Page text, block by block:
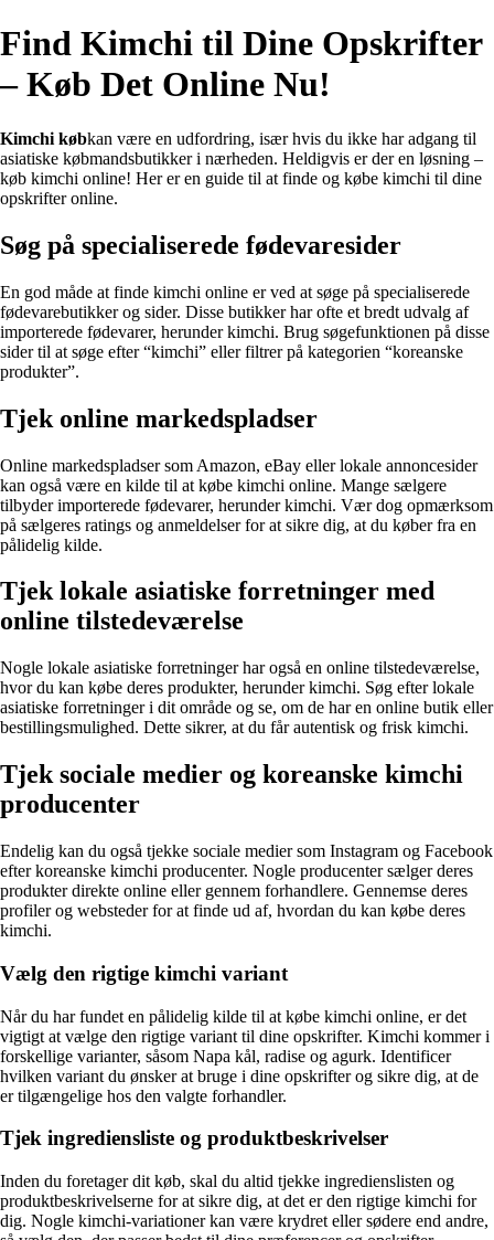
Find Kimchi til Dine Opskrifter
– Køb Det Online Nu!
Kimchi købkan være en udfordring, især hvis du ikke har adgang til
asiatiske købmandsbutikker i nærheden. Heldigvis er der en løsning –
køb kimchi online! Her er en guide til at finde og købe kimchi til dine
opskrifter online.
Søg på specialiserede fødevaresider
En god måde at finde kimchi online er ved at søge på specialiserede
fødevarebutikker og sider. Disse butikker har ofte et bredt udvalg af
importerede fødevarer, herunder kimchi. Brug søgefunktionen på disse
sider til at søge efter “kimchi” eller filtrer på kategorien “koreanske
produkter”.
Tjek online markedspladser
Online markedspladser som Amazon, eBay eller lokale annoncesider
kan også være en kilde til at købe kimchi online. Mange sælgere
tilbyder importerede fødevarer, herunder kimchi. Vær dog opmærksom
på sælgeres ratings og anmeldelser for at sikre dig, at du køber fra en
pålidelig kilde.
Tjek lokale asiatiske forretninger med
online tilstedeværelse
Nogle lokale asiatiske forretninger har også en online tilstedeværelse,
hvor du kan købe deres produkter, herunder kimchi. Søg efter lokale
asiatiske forretninger i dit område og se, om de har en online butik eller
bestillingsmulighed. Dette sikrer, at du får autentisk og frisk kimchi.
Tjek sociale medier og koreanske kimchi
producenter
Endelig kan du også tjekke sociale medier som Instagram og Facebook
efter koreanske kimchi producenter. Nogle producenter sælger deres
produkter direkte online eller gennem forhandlere. Gennemse deres
profiler og websteder for at finde ud af, hvordan du kan købe deres
kimchi.
Vælg den rigtige kimchi variant
Når du har fundet en pålidelig kilde til at købe kimchi online, er det
vigtigt at vælge den rigtige variant til dine opskrifter. Kimchi kommer i
forskellige varianter, såsom Napa kål, radise og agurk. Identificer
hvilken variant du ønsker at bruge i dine opskrifter og sikre dig, at de
er tilgængelige hos den valgte forhandler.
Tjek ingrediensliste og produktbeskrivelser
Inden du foretager dit køb, skal du altid tjekke ingredienslisten og
produktbeskrivelserne for at sikre dig, at det er den rigtige kimchi for
dig. Nogle kimchi-variationer kan være krydret eller sødere end andre,